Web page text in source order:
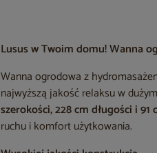
Lusus w Twoim domu! Wanna
Wanna ogrodowa z
najwyższą jakość relaksu w
szerokości, 228 cm długości i 91
ruchu i komfort użytkowania.